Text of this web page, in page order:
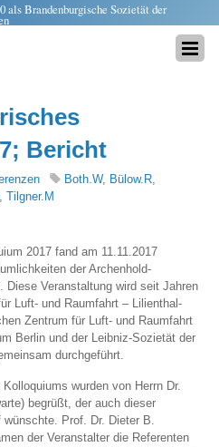
als Brandenburgische Sozietät der
Bericht
Both.W, Bülow.R,
,Tilgner.M
2017 fand am 11.11.2017
der Archenhold-
Diese Veranstaltung wird seit Jahren
Luft- und Raumfahrt – Lilienthal-
Zentrum für Luft- und Raumfahrt
Berlin und der Leibniz-Sozietät der
durchgeführt.
wurden von Herrn Dr.
begrüßt, der auch dieser
wünschte. Prof. Dr. Dieter B.
der Veranstalter die Referenten